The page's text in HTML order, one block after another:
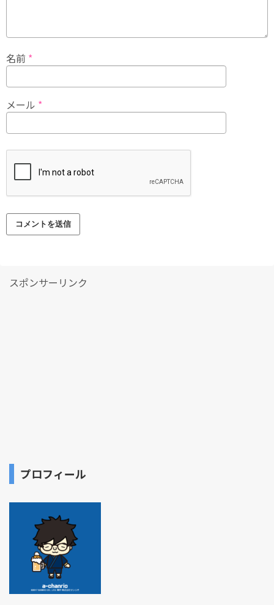
名前 *
メール *
スポンサーリンク
プロフィール